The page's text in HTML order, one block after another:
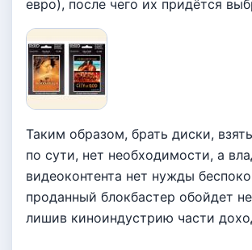
евро), после чего их придётся
Таким образом, брать диски,
по сути, нет необходимости, а
видеоконтента нет нужды
проданный блокбастер обойдет
лишив киноиндустрию части